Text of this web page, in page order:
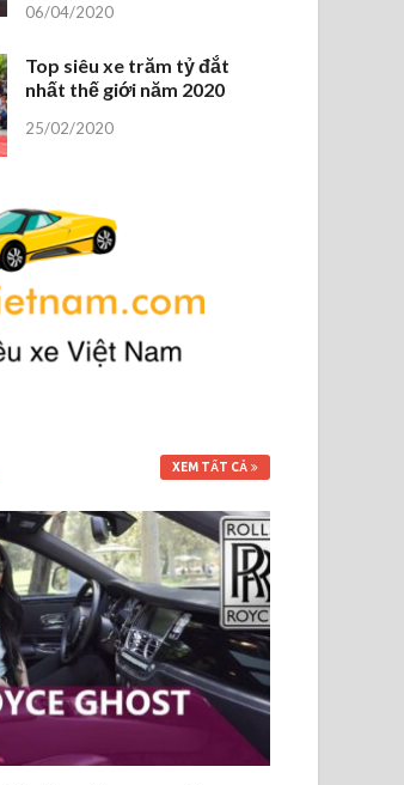
06/04/2020
Top siêu xe trăm tỷ đắt
nhất thế giới năm 2020
25/02/2020
XEM TẤT CẢ